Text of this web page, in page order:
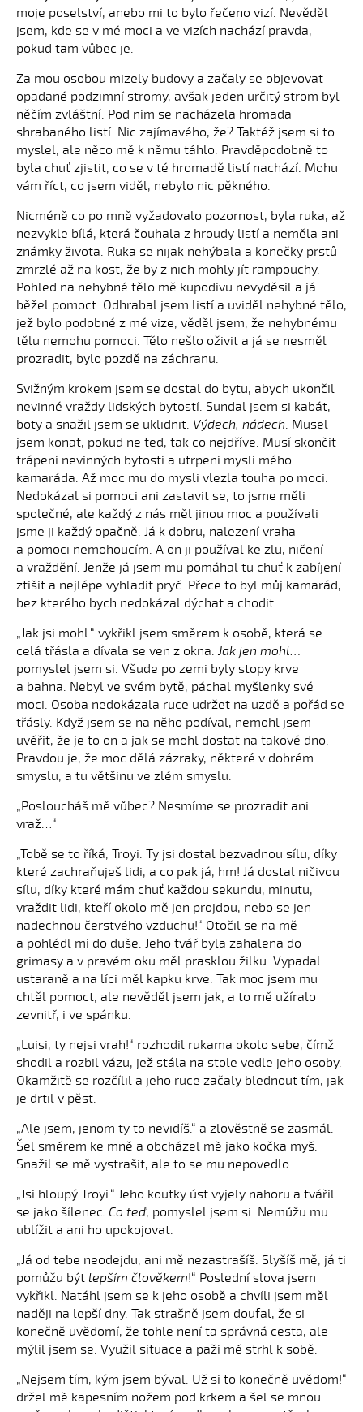
moje poselství, anebo mi to bylo řečeno vizí. Nevěděl
jsem, kde se v mé moci a ve vizích nachází pravda,
pokud tam vůbec je.
Za mou osobou mizely budovy a začaly se objevovat
opadané podzimní stromy, avšak jeden určitý strom byl
něčím zvláštní. Pod ním se nacházela hromada
shrabaného listí. Nic zajímavého, že? Taktéž jsem si to
myslel, ale něco mě k němu táhlo. Pravděpodobně to
byla chuť zjistit, co se v té hromadě listí nachází. Mohu
vám říct, co jsem viděl, nebylo nic pěkného.
Nicméně co po mně vyžadovalo pozornost, byla ruka, až
nezvykle bílá, která čouhala z hroudy listí a neměla ani
známky života. Ruka se nijak nehýbala a konečky prstů
zmrzlé až na kost, že by z nich mohly jít rampouchy.
Pohled na nehybné tělo mě kupodivu nevyděsil a já
běžel pomoct. Odhrabal jsem listí a uviděl nehybné tělo,
jež bylo podobné z mé vize, věděl jsem, že nehybnému
tělu nemohu pomoci. Tělo nešlo oživit a já se nesměl
prozradit, bylo pozdě na záchranu.
Svižným krokem jsem se dostal do bytu, abych ukončil
nevinné vraždy lidských bytostí. Sundal jsem si kabát,
boty a snažil jsem se uklidnit. Výdech, nádech. Musel
jsem konat, pokud ne teď, tak co nejdříve. Musí skončit
trápení nevinných bytostí a utrpení mysli mého
kamaráda. Až moc mu do mysli vlezla touha po moci.
Nedokázal si pomoci ani zastavit se, to jsme měli
společné, ale každý z nás měl jinou moc a používali
jsme ji každý opačně. Já k dobru, nalezení vraha
a pomoci nemohoucím. A on ji používal ke zlu, ničení
a vraždění. Jenže já jsem mu pomáhal tu chuť k zabíjení
ztišit a nejlépe vyhladit pryč. Přece to byl můj kamarád,
bez kterého bych nedokázal dýchat a chodit.
„Jak jsi mohl.“ vykřikl jsem směrem k osobě, která se
celá třásla a dívala se ven z okna. Jak jen mohl…
pomyslel jsem si. Všude po zemi byly stopy krve
a bahna. Nebyl ve svém bytě, páchal myšlenky své
moci. Osoba nedokázala ruce udržet na uzdě a pořád se
třásly. Když jsem se na něho podíval, nemohl jsem
uvěřit, že je to on a jak se mohl dostat na takové dno.
Pravdou je, že moc dělá zázraky, některé v dobrém
smyslu, a tu většinu ve zlém smyslu.
„Posloucháš mě vůbec? Nesmíme se prozradit ani
vraž…“
„Tobě se to říká, Troyi. Ty jsi dostal bezvadnou sílu, díky
které zachraňuješ lidi, a co pak já, hm! Já dostal ničivou
sílu, díky které mám chuť každou sekundu, minutu,
vraždit lidi, kteří okolo mě jen projdou, nebo se jen
nadechnou čerstvého vzduchu!“ Otočil se na mě
a pohlédl mi do duše. Jeho tvář byla zahalena do
grimasy a v pravém oku měl prasklou žilku. Vypadal
ustaraně a na líci měl kapku krve. Tak moc jsem mu
chtěl pomoct, ale nevěděl jsem jak, a to mě užíralo
zevnitř, i ve spánku.
„Luisi, ty nejsi vrah!“ rozhodil rukama okolo sebe, čímž
shodil a rozbil vázu, jež stála na stole vedle jeho osoby.
Okamžitě se rozčílil a jeho ruce začaly blednout tím, jak
je drtil v pěst.
„Ale jsem, jenom ty to nevidíš.“ a zlověstně se zasmál.
Šel směrem ke mně a obcházel mě jako kočka myš.
Snažil se mě vystrašit, ale to se mu nepovedlo.
„Jsi hloupý Troyi.“ Jeho koutky úst vyjely nahoru a tvářil
se jako šílenec. Co teď, pomyslel jsem si. Nemůžu mu
ublížit a ani ho upokojovat.
„Já od tebe neodejdu, ani mě nezastrašíš. Slyšíš mě, já ti
pomůžu být lepším člověkem!“ Poslední slova jsem
vykřikl. Natáhl jsem se k jeho osobě a chvíli jsem měl
naději na lepší dny. Tak strašně jsem doufal, že si
konečně uvědomí, že tohle není ta správná cesta, ale
mýlil jsem se. Využil situace a paží mě strhl k sobě.
„Nejsem tím, kým jsem býval. Už si to konečně uvědom!“
držel mě kapesním nožem pod krkem a šel se mnou